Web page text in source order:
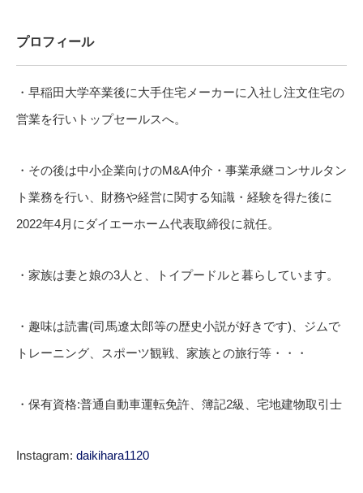
プロフィール
・早稲田大学卒業後に大手住宅メーカーに入社し注文住宅の
営業を行いトップセールスへ。
・その後は中小企業向けのM&A仲介・事業承継コンサルタン
ト業務を行い、財務や経営に関する知識・経験を得た後に
2022年4月にダイエーホーム代表取締役に就任。
・家族は妻と娘の3人と、トイプードルと暮らしています。
・趣味は読書(司馬遼太郎等の歴史小説が好きです)、ジムで
トレーニング、スポーツ観戦、家族との旅行等・・・
・保有資格:普通自動車運転免許、簿記2級、宅地建物取引士
Instagram: daikihara1120